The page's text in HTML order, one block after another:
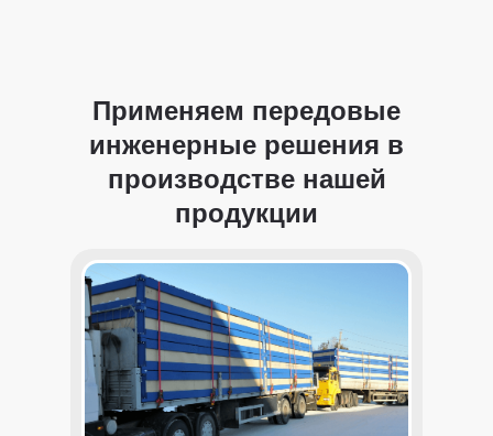
Применяем передовые
инженерные решения в
производстве нашей
продукции